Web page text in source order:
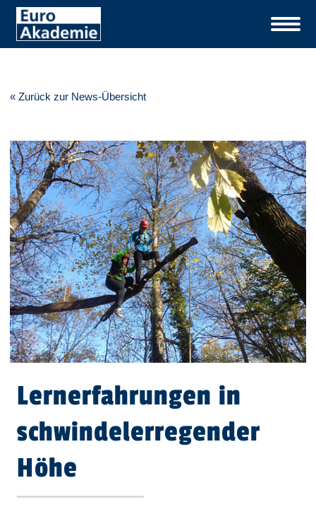
« Zurück zur News-Übersicht
Lernerfahrungen in
schwindelerregender
Höhe